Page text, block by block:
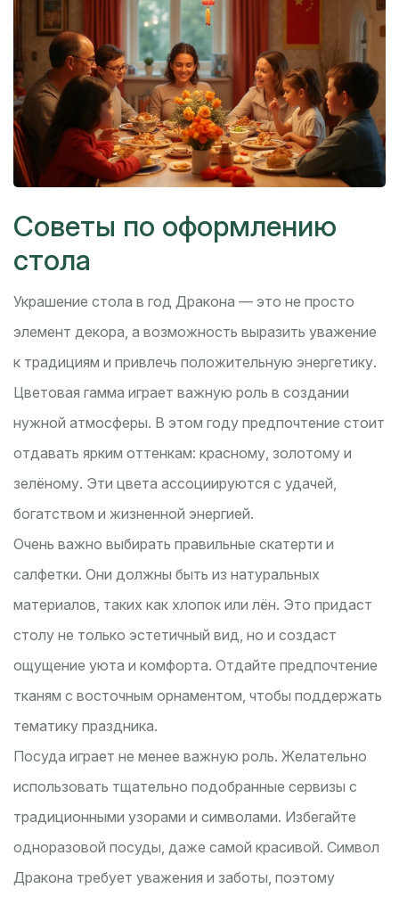
Советы по оформлению
стола
Украшение стола в год Дракона — это не просто
элемент декора, а возможность выразить уважение
к традициям и привлечь положительную энергетику.
Цветовая гамма играет важную роль в создании
нужной атмосферы. В этом году предпочтение стоит
отдавать ярким оттенкам: красному, золотому и
зелёному. Эти цвета ассоциируются с удачей,
богатством и жизненной энергией.
Очень важно выбирать правильные скатерти и
салфетки. Они должны быть из натуральных
материалов, таких как хлопок или лён. Это придаст
столу не только эстетичный вид, но и создаст
ощущение уюта и комфорта. Отдайте предпочтение
тканям с восточным орнаментом, чтобы поддержать
тематику праздника.
Посуда играет не менее важную роль. Желательно
использовать тщательно подобранные сервизы с
традиционными узорами и символами. Избегайте
одноразовой посуды, даже самой красивой. Символ
Дракона требует уважения и заботы, поэтому